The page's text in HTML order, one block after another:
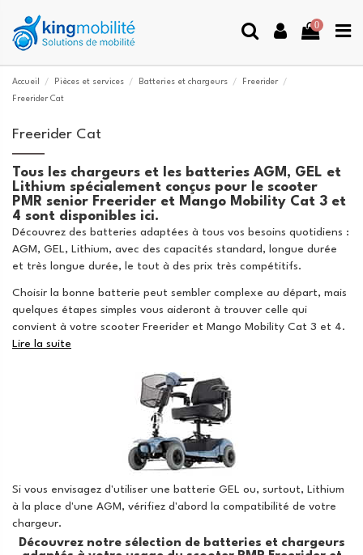
0
Accueil Pièces et services Batteries et chargeurs
Freerider
Freerider Cat
Freerider Cat
Tous les chargeurs et les batteries AGM, GEL et
Lithium spécialement conçus pour le scooter
PMR senior Freerider et Mango Mobility Cat 3 et
4 sont disponibles ici.
Découvrez des batteries adaptées à tous vos besoins quotidiens :
AGM, GEL, Lithium, avec des capacités standard, longue durée
et très longue durée, le tout à des prix très compétitifs.
Choisir la bonne batterie peut sembler complexe au départ, mais
quelques étapes simples vous aideront à trouver celle qui
convient à votre scooter Freerider et Mango Mobility Cat 3 et 4.
Lire la suite
Si vous envisagez d'utiliser une batterie GEL ou, surtout, Lithium
à la place d'une AGM, vérifiez d'abord la compatibilité de votre
chargeur.
Découvrez notre sélection de batteries et chargeurs